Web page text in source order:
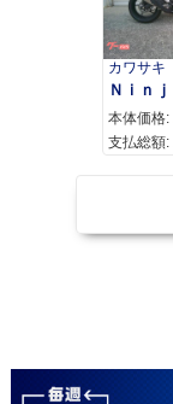
カワサキ
本体価格:
支払総額: